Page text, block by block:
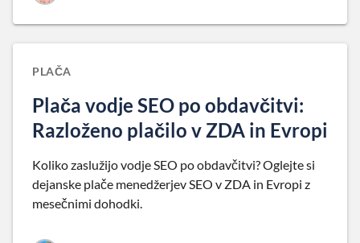
PLAČA
Plača vodje SEO po obdavčitvi:
Razloženo plačilo v ZDA in Evropi
Koliko zaslužijo vodje SEO po obdavčitvi? Oglejte si
dejanske plače menedžerjev SEO v ZDA in Evropi z
mesečnimi dohodki.